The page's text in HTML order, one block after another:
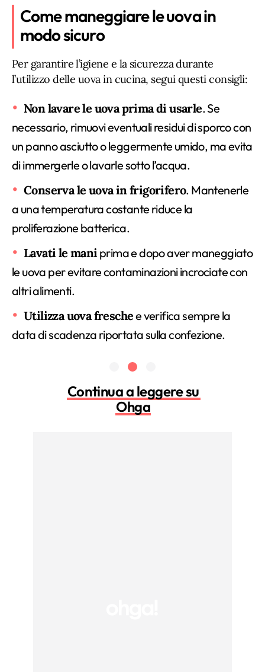
Come maneggiare le uova in
modo sicuro
Per garantire l’igiene e la sicurezza durante
l’utilizzo delle uova in cucina, segui questi consigli:
Non lavare le uova prima di usarle. Se
necessario, rimuovi eventuali residui di sporco con
un panno asciutto o leggermente umido, ma evita
di immergerle o lavarle sotto l’acqua.
Conserva le uova in frigorifero. Mantenerle
a una temperatura costante riduce la
proliferazione batterica.
Lavati le mani prima e dopo aver maneggiato
le uova per evitare contaminazioni incrociate con
altri alimenti.
Utilizza uova freschee verifica sempre la
data di scadenza riportata sulla confezione.
Continua a leggere su
Ohga